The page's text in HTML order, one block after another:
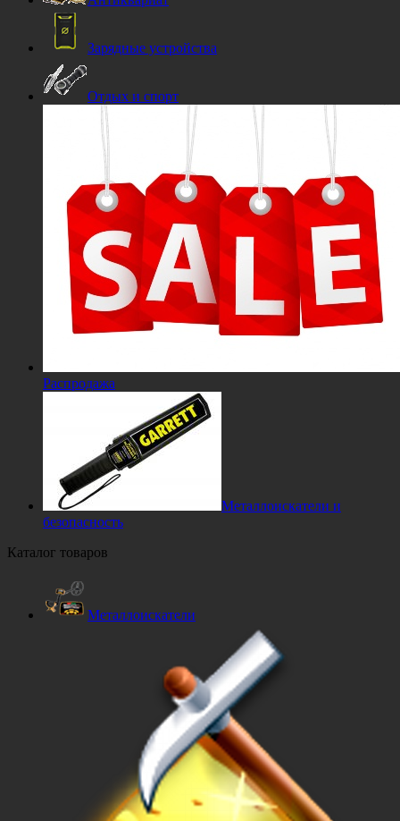
Зарядные устройства
Отдых и спорт
Распродажа
Металлоискатели и
безопасность
Каталог товаров
Металлоискатели